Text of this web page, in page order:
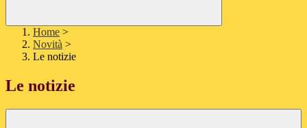
Home >
Novità >
Le notizie
Le notizie